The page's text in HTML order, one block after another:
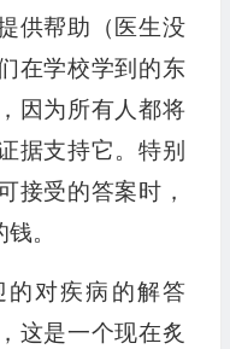
供帮助（医生没
在学校学到的东
因为所有人都将
据支持它。特别
接受的答案时，
。
的对疾病的解答
这是一个现在炙